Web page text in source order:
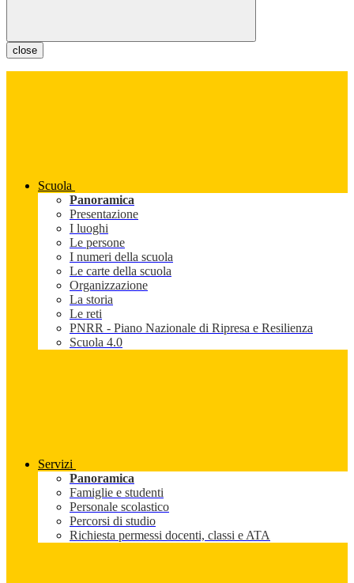
close
Scuola
Panoramica
Presentazione
I luoghi
Le persone
I numeri della scuola
Le carte della scuola
Organizzazione
La storia
Le reti
PNRR - Piano Nazionale di Ripresa e Resilienza
Scuola 4.0
Servizi
Panoramica
Famiglie e studenti
Personale scolastico
Percorsi di studio
Richiesta permessi docenti, classi e ATA